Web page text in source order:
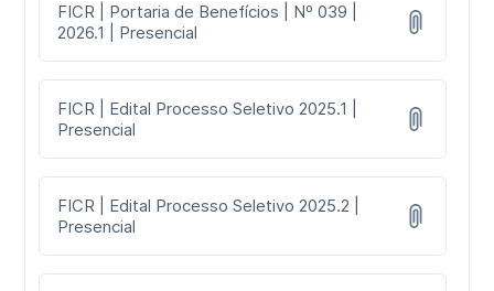
FICR | Portaria de Benefícios | Nº 039 |
2026.1 | Presencial
FICR | Edital Processo Seletivo 2025.1 |
Presencial
FICR | Edital Processo Seletivo 2025.2 |
Presencial